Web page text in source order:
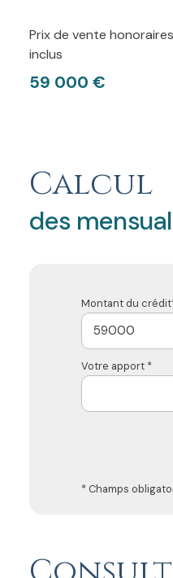
Prix de vente
inclus
59 000 €
Calcul
des
Montant du
Votre apport *
* Champs